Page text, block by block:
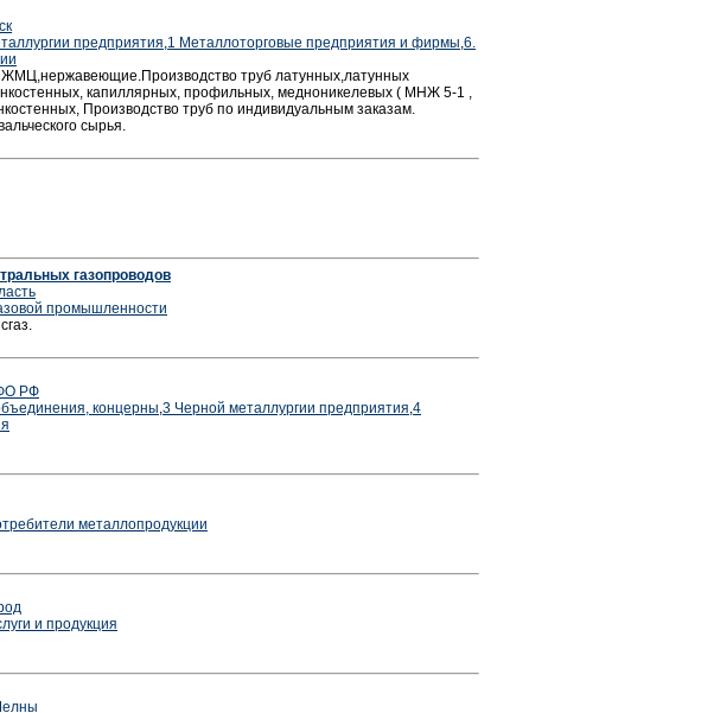
предприятия,1 Металлоторговые предприятия и фирмы,6.
труб латунных,латунных
капиллярных, профильных, медноникелевых ( МНЖ 5-1 ,
Производство труб по индивидуальным заказам.
сырья.
газопроводов
промышленности
РФ
концерны,3 Черной металлургии предприятия,4
металлопродукции
и продукция